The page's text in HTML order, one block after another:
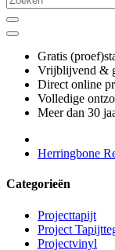
Gratis
Vrijblijvend &
Direct online
Volledige
Meer dan 30
Herringbone
Categorieën
Projecttapijt
Project
Projectvinyl